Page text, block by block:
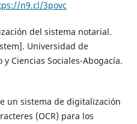
n9.cl/3povc
del sistema notarial.
Universidad de
Ciencias Sociales-Abogacía.
un sistema de digitalización
(OCR) para los